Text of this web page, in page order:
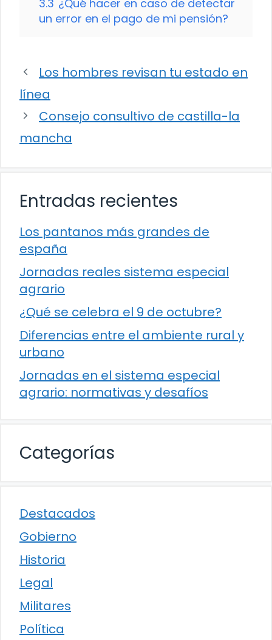
3.3 ¿Qué hacer en caso de detectar
un error en el pago de mi pensión?
Los hombres revisan tu estado en
línea
Consejo consultivo de castilla-la
mancha
Entradas recientes
Los pantanos más grandes de
españa
Jornadas reales sistema especial
agrario
¿Qué se celebra el 9 de octubre?
Diferencias entre el ambiente rural y
urbano
Jornadas en el sistema especial
agrario: normativas y desafíos
Categorías
Destacados
Gobierno
Historia
Legal
Militares
Política